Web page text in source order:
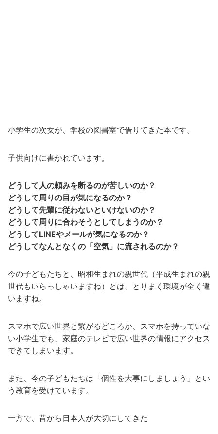
小学生の次女が、学校の図書室で借りてきた本です。
子供向けに書かれています。
どうして人の頼みを断るのが苦しいのか？
どうして周りの目が気になるのか？
どうして先輩に従わないといけないのか？
どうして周りに合わそうとしてしまうのか？
どうしてLINEやメールが気になるのか？
どうしてなんとなくの「空気」に流されるのか？
今の子どもたちと、昭和生まれの親世代（平成生まれの親
世代もいらっしゃいますね）とは、とりまく環境が全く違
いますね。
スマホで広い世界と繋がるどころか、スマホを持っていな
い小学生でも、家庭のテレビで広い世界の情報にアクセス
できてしまいます。
また、今の子どもたちは「個性を大事にしましょう」とい
う教育を受けています。
一方で、昔から日本人が大切にしてきた